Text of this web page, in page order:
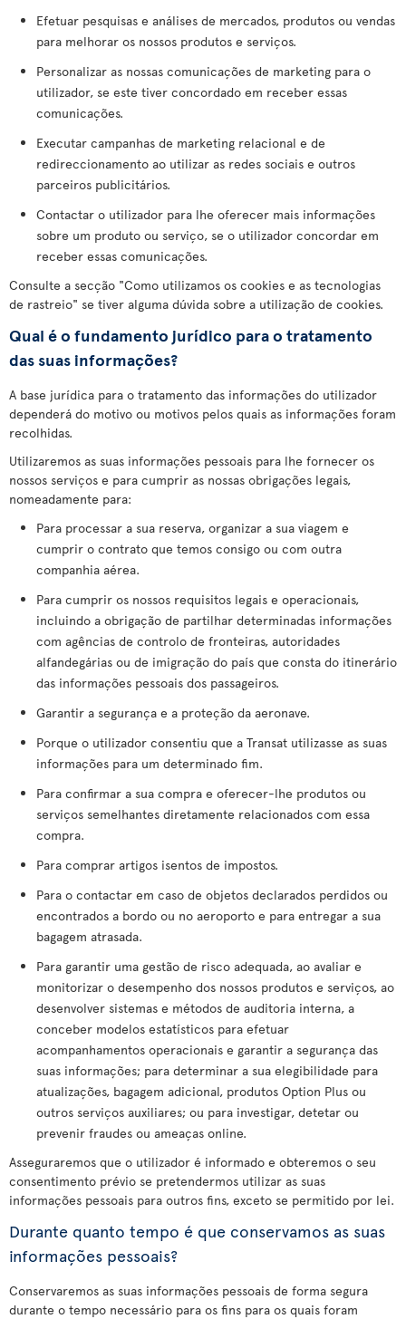
Efetuar pesquisas e análises de mercados, produtos ou vendas
para melhorar os nossos produtos e serviços.
Personalizar as nossas comunicações de marketing para o
utilizador, se este tiver concordado em receber essas
comunicações.
Executar campanhas de marketing relacional e de
redireccionamento ao utilizar as redes sociais e outros
parceiros publicitários.
Contactar o utilizador para lhe oferecer mais informações
sobre um produto ou serviço, se o utilizador concordar em
receber essas comunicações.
Consulte a secção "Como utilizamos os cookies e as tecnologias
de rastreio" se tiver alguma dúvida sobre a utilização de cookies.
Qual é o fundamento jurídico para o tratamento
das suas informações?
A base jurídica para o tratamento das informações do utilizador
dependerá do motivo ou motivos pelos quais as informações foram
recolhidas.
Utilizaremos as suas informações pessoais para lhe fornecer os
nossos serviços e para cumprir as nossas obrigações legais,
nomeadamente para:
Para processar a sua reserva, organizar a sua viagem e
cumprir o contrato que temos consigo ou com outra
companhia aérea.
Para cumprir os nossos requisitos legais e operacionais,
incluindo a obrigação de partilhar determinadas informações
com agências de controlo de fronteiras, autoridades
alfandegárias ou de imigração do país que consta do itinerário
das informações pessoais dos passageiros.
Garantir a segurança e a proteção da aeronave.
Porque o utilizador consentiu que a Transat utilizasse as suas
informações para um determinado fim.
Para confirmar a sua compra e oferecer-lhe produtos ou
serviços semelhantes diretamente relacionados com essa
compra.
Para comprar artigos isentos de impostos.
Para o contactar em caso de objetos declarados perdidos ou
encontrados a bordo ou no aeroporto e para entregar a sua
bagagem atrasada.
Para garantir uma gestão de risco adequada, ao avaliar e
monitorizar o desempenho dos nossos produtos e serviços, ao
desenvolver sistemas e métodos de auditoria interna, a
conceber modelos estatísticos para efetuar
acompanhamentos operacionais e garantir a segurança das
suas informações; para determinar a sua elegibilidade para
atualizações, bagagem adicional, produtos Option Plus ou
outros serviços auxiliares; ou para investigar, detetar ou
prevenir fraudes ou ameaças online.
Asseguraremos que o utilizador é informado e obteremos o seu
consentimento prévio se pretendermos utilizar as suas
informações pessoais para outros fins, exceto se permitido por lei.
Durante quanto tempo é que conservamos as suas
informações pessoais?
Conservaremos as suas informações pessoais de forma segura
durante o tempo necessário para os fins para os quais foram